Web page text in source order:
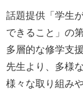
話題提供「学生
できること」の
多層的な修学支
先生より、多様
様々な取り組み